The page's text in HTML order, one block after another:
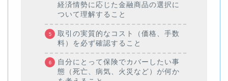
経済情勢に応じた金融商品の選択に
ついて理解すること
取引の実質的なコスト（価格、手数
料）を必ず確認すること
自分にとって保険でカバーしたい事
態（死亡、病気、火災など）が何か